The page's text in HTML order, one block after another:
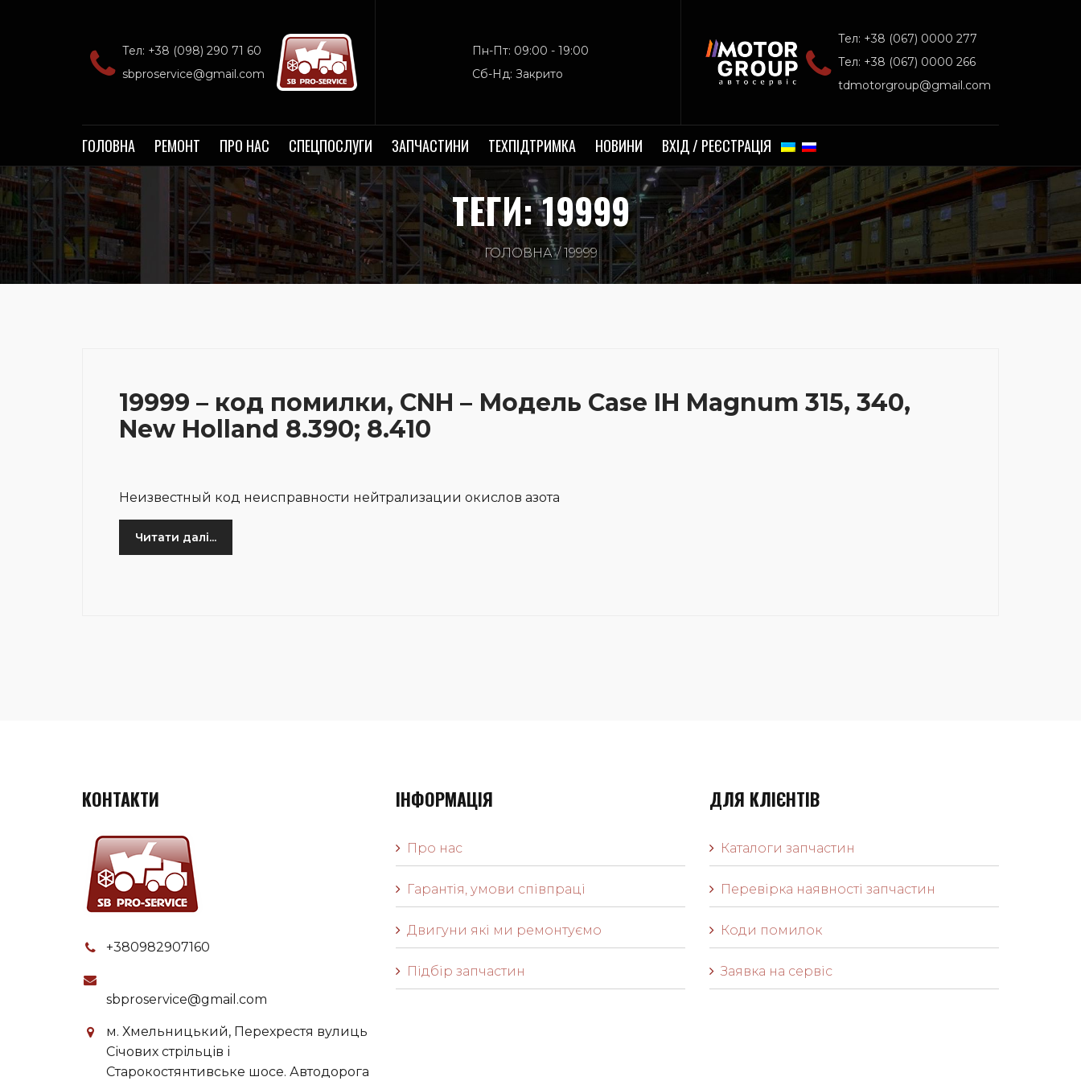
Тел: +38 (098) 290 71 60‬
sbproservice@gmail.com
Пн-Пт: 09:00 - 19:00
Сб-Нд: Закрито
Тел: +38 (067) 0000 277
Тел: +38 (067) 0000 266
tdmotorgroup@gmail.com
ГОЛОВНА РЕМОНТ ПРО НАС СПЕЦПОСЛУГИ ЗАПЧАСТИНИ ТЕХПІДТРИМКА НОВИНИ ВХІД / РЕЄСТРАЦІЯ
ТЕГИ: 19999
ГОЛОВНА 19999
19999 – код помилки, CNH – Модель Case IH Magnum 315, 340,
New Holland 8.390; 8.410
Неизвестный код неисправности нейтрализации окислов азота
Читати далі...
КОНТАКТИ
+380982907160
sbproservice@gmail.com
м. Хмельницький, Перехрестя вулиць
Січових стрільців і
Старокостянтивське шосе. Автодорога
ІНФОРМАЦІЯ
Про нас
Гарантія, умови співпраці
Двигуни які ми ремонтуємо
Підбір запчастин
ДЛЯ КЛІЄНТІВ
Каталоги запчастин
Перевірка наявності запчастин
Коди помилок
Заявка на сервіс